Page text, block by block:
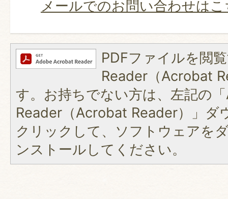
メールでのお問い合わせは
PDFファイルを閲
Reader（Acrobat
す。お持ちでない方は、左記の
Reader（Acrobat Reader）」ダ
クリックして、ソフトウェアを
ンストールしてください。